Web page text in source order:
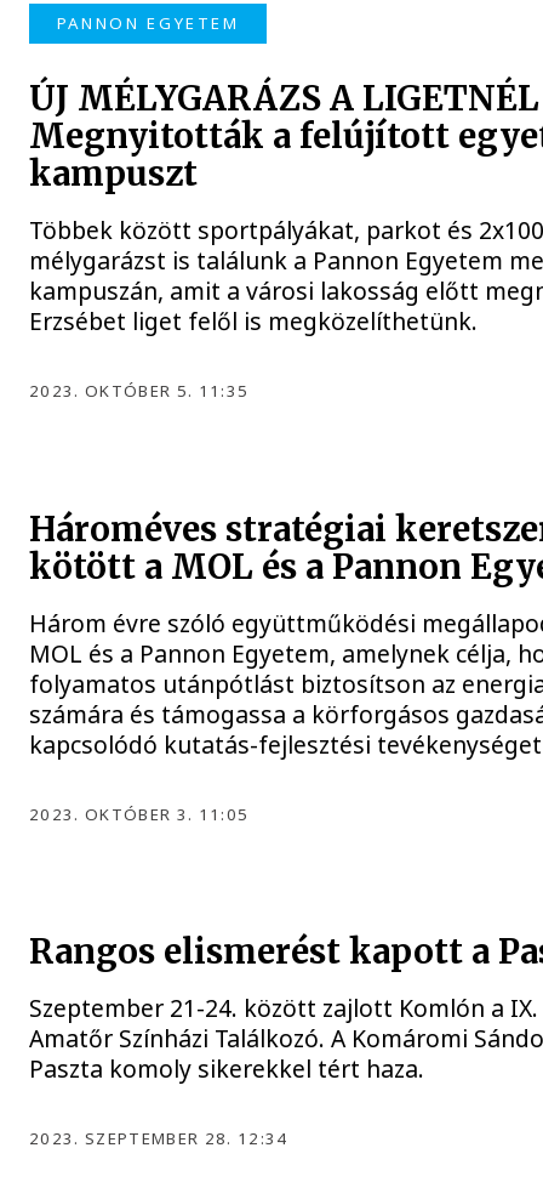
PANNON EGYETEM
ÚJ MÉLYGARÁZS A
Megnyitották a felújított
kampuszt
Többek között sportpályákat, parkot és
mélygarázst is találunk a Pannon Egyetem
kampuszán, amit a városi lakosság előtt
Erzsébet liget felől is megközelíthetünk.
2023. OKTÓBER 5. 11:35
Hároméves stratégiai
kötött a MOL és a Pannon
Három évre szóló együttműködési
MOL és a Pannon Egyetem, amelynek célja,
folyamatos utánpótlást biztosítson az
számára és támogassa a körforgásos
kapcsolódó kutatás-fejlesztési
2023. OKTÓBER 3. 11:05
Rangos elismerést kapott a
Szeptember 21-24. között zajlott Komlón a
Amatőr Színházi Találkozó. A Komáromi
Paszta komoly sikerekkel tért haza.
2023. SZEPTEMBER 28. 12:34